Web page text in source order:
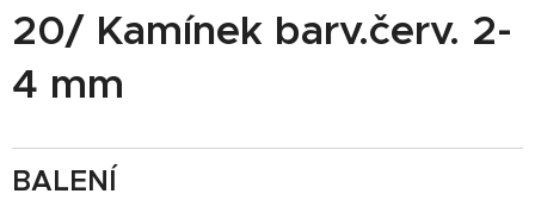
20/ Kamínek barv.červ. 2-
4 mm
BALENÍ